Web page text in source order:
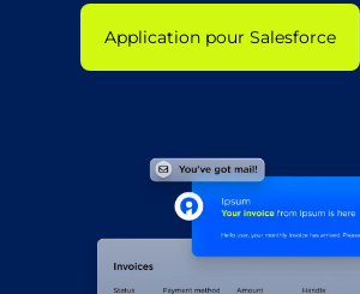
Application pour Salesforce